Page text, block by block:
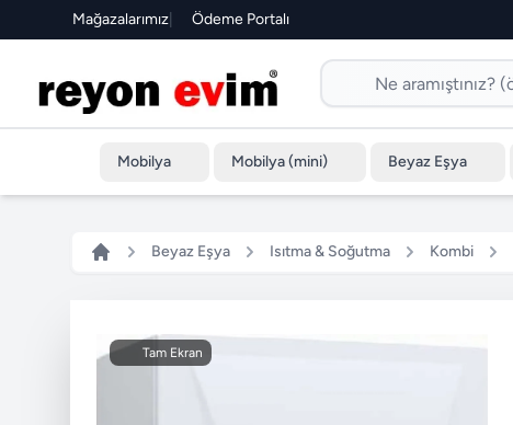
Mağazalarımız| Ödeme Portalı
Mobilya Mobilya (mini) Beyaz Eşya
Beyaz Eşya Isıtma & Soğutma Kombi
Tam Ekran